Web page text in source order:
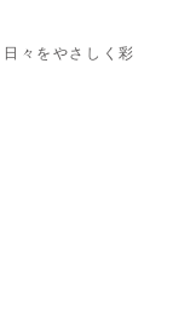
々をやさしく彩